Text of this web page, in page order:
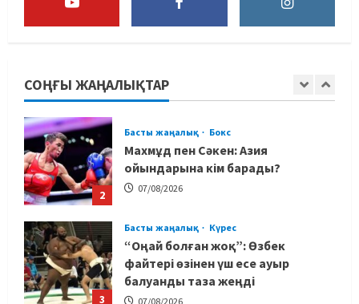
СОҢҒЫ ЖАҢАЛЫҚТАР
1 07/08/2026
2
Басты жаңалық Бокс
Махмұд пен Сәкен: Азия
ойындарына кім барады?
07/08/2026
3
Басты жаңалық Күрес
“Оңай болған жоқ”: Өзбек
файтері өзінен үш есе ауыр
балуанды таза жеңді
07/08/2026